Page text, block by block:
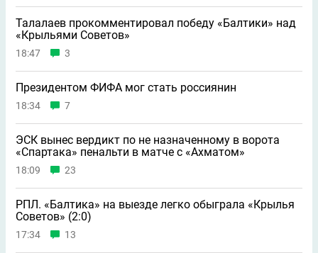
Талалаев прокомментировал победу «Балтики» над
«Крыльями Советов»
18:47 3
Президентом ФИФА мог стать россиянин
18:34 7
ЭСК вынес вердикт по не назначенному в ворота
«Спартака» пенальти в матче с «Ахматом»
18:09 23
РПЛ. «Балтика» на выезде легко обыграла «Крылья
Советов» (2:0)
17:34 13